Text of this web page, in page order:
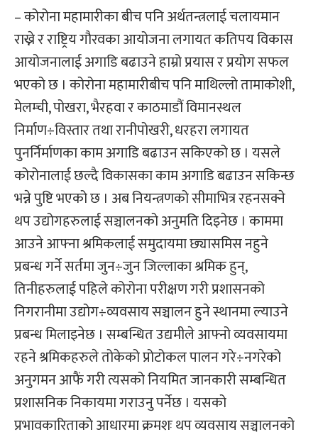
– कोरोना महामारीका बीच पनि अर्थतन्त्रलाई चलायमान
राख्ने र राष्ट्रिय गौरवका आयोजना लगायत कतिपय विकास
आयोजनालाई अगाडि बढाउने हाम्रो प्रयास र प्रयोग सफल
भएको छ । कोरोना महामारीबीच पनि माथिल्लो तामाकोशी,
मेलम्ची, पोखरा, भैरहवा र काठमाडौं विमानस्थल
निर्माण÷विस्तार तथा रानीपोखरी, धरहरा लगायत
पुनर्निर्माणका काम अगाडि बढाउन सकिएको छ । यसले
कोरोनालाई छल्दै विकासका काम अगाडि बढाउन सकिन्छ
भन्ने पुष्टि भएको छ । अब नियन्त्रणको सीमाभित्र रहनसक्ने
थप उद्योगहरुलाई सञ्चालनको अनुमति दिइनेछ । काममा
आउने आफ्ना श्रमिकलाई समुदायमा छ्यासमिस नहुने
प्रबन्ध गर्ने सर्तमा जुन÷जुन जिल्लाका श्रमिक हुन्,
तिनीहरुलाई पहिले कोरोना परीक्षण गरी प्रशासनको
निगरानीमा उद्योग÷व्यवसाय सञ्चालन हुने स्थानमा ल्याउने
प्रबन्ध मिलाइनेछ । सम्बन्धित उद्यमीले आफ्नो व्यवसायमा
रहने श्रमिकहरुले तोकेको प्रोटोकल पालन गरे÷नगरेको
अनुगमन आफैं गरी त्यसको नियमित जानकारी सम्बन्धित
प्रशासनिक निकायमा गराउनु पर्नेछ । यसको
प्रभावकारिताको आधारमा क्रमशः थप व्यवसाय सञ्चालनको